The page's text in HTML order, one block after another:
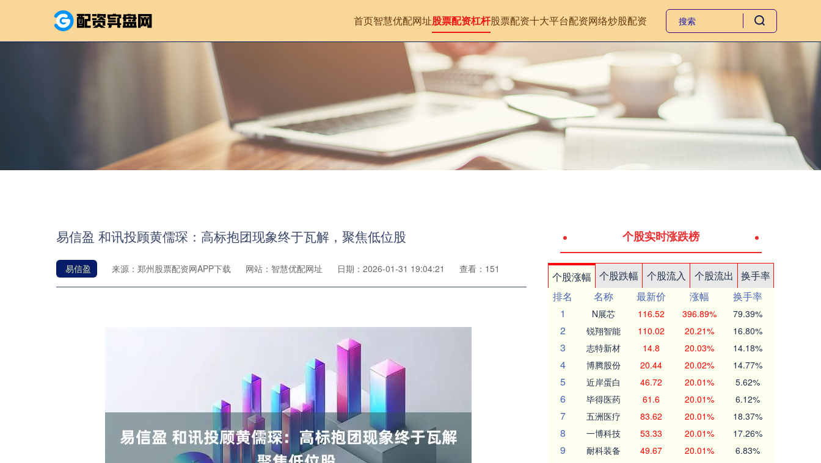
首页智慧优配网址股票配资杠杆股票配资十大平台配资网络炒股配资
易信盈 和讯投顾黄儒琛：高标抱团现象终于瓦解，聚焦低位股
易信盈 来源：郑州股票配资网APP下载 网站：智慧优配网址 日期：2026-01-31 19:04:21 查看：151
个股实时涨跌榜
个股涨幅 个股跌幅 个股流入 个股流出
换手率
排名
名称 最新价 涨幅
换手率
1
N展芯 116.52 396.89% 79.39%
2 锐翔智能 110.02 20.21% 16.80%
3 志特新材 14.8 20.03% 14.18%
4 博腾股份 20.44 20.02% 14.77%
5 近岸蛋白 46.72 20.01% 5.62%
6 毕得医药 61.6 20.01% 6.12%
7 五洲医疗 83.62 20.01% 18.37%
8 一博科技 53.33 20.01% 17.26%
9 耐科装备 49.67 20.01% 6.83%